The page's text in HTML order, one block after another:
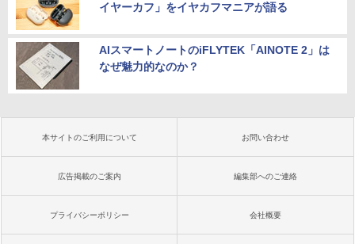
イヤーカフ」をイヤカフマニアが語る
AIスマートノートのiFLYTEK「AINOTE 2」は
なぜ魅力的なのか？
本サイトのご利用について お問い合わせ
広告掲載のご案内 編集部へのご連絡
プライバシーポリシー 会社概要